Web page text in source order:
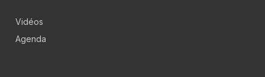
Vidéos
Agenda